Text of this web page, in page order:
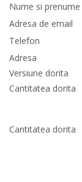
Nume si prenume
Adresa de email
Telefon
Adresa
Versiune dorita
Cantitatea dorita
Cantitatea dorita